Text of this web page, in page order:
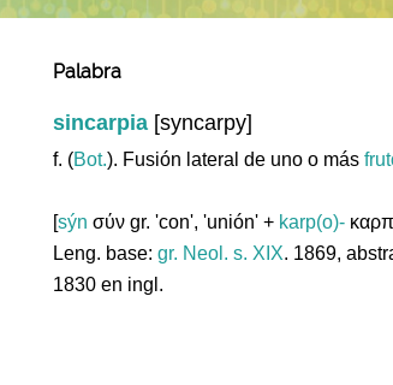
Palabra
sincarpia [syncarpy]
f. (Bot.). Fusión lateral de uno o más
[sýn σύν gr. 'con', 'unión' + karp(o)-
Leng. base: gr. Neol. s. XIX. 1869,
1830 en ingl.